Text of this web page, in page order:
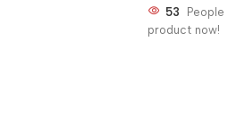
51
People
product now!